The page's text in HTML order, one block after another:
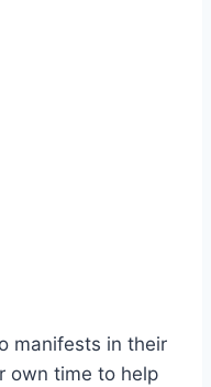
manifests in their
own time to help